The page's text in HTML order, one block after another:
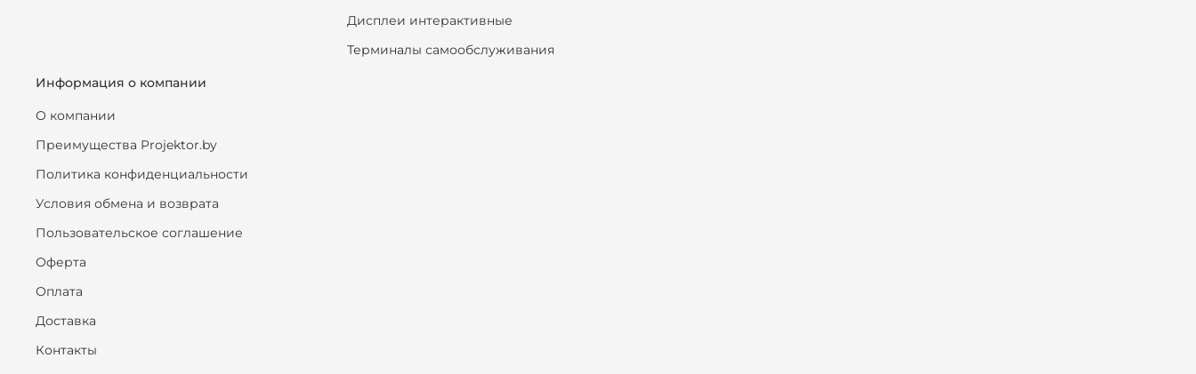
Дисплеи интерактивные
Терминалы самообслуживания
Информация о компании
О компании
Преимущества Projektor.by
Политика конфиденциальности
Условия обмена и возврата
Пользовательское соглашение
Оферта
Оплата
Доставка
Контакты